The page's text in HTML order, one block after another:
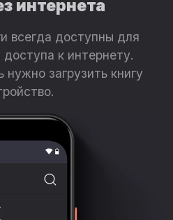
интернета
всегда доступны для
к интернету.
нужно загрузить книгу